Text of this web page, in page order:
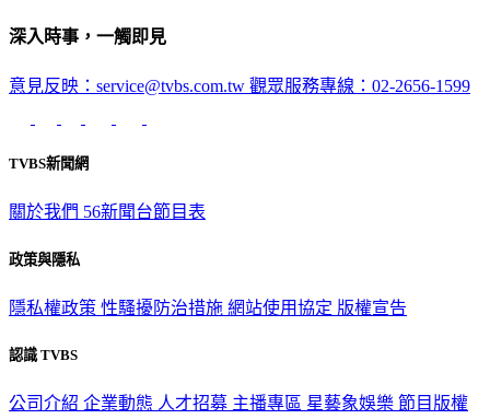
深入時事，一觸即見
意見反映：service@tvbs.com.tw 觀眾服務專線：02-2656-1599
TVBS新聞網
關於我們 56新聞台節目表
政策與隱私
隱私權政策 性騷擾防治措施 網站使用協定 版權宣告
認識 TVBS
公司介紹 企業動態 人才招募 主播專區 星藝象娛樂 節目版權